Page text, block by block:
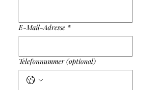
E-Mail-Adresse *
Telefonnummer (optional)